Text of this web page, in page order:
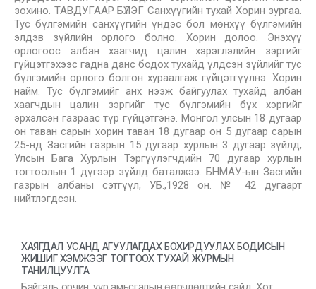
зохино. ТАВДУГААР БҮЛЭГ Санхүүгийн тухай Хорин зургаа.
Тус бүлгэмийн санхүүгийн үндэс бол мөнхүү бүлгэмийн
элдэв зүйлийн орлого болно. Хорин долоо. Энэхүү
орлогоос албан хаагчид цалин хэрэглэлийн зэргийг
гүйцэтгэхээс гадна данс бодох тухайд үлдсэн зүйлийг тус
бүлгэмийн орлого болгон хураалгаж гүйцэтгүүлнэ. Хорин
найм. Тус бүлгэмийг анх нээж байгуулах тухайд албан
хаагчдын цалин зэргийг тус бүлгэмийн бүх хэргийг
эрхэлсэн газраас түр гүйцэтгэнэ. Монгол улсын 18 дугаар
он таван сарын хорин таван 18 дугаар он 5 дугаар сарын
25-нд Засгийн газрын 15 дугаар хурлын 3 дугаар зүйлд,
Улсын Бага Хурлын Тэргүүлэгчдийн 70 дугаар хурлын
тогтоолын 1 дүгээр зүйлд баталжээ. БНМАУ-ын Засгийн
газрын албаны сэтгүүл, УБ.,1928 он. № 42 дугаарт
нийтлэгдсэн.
ХАЯГДАЛ УСАНД АГУУЛАГДАХ БОХИРДУУЛАХ БОДИСЫН
ЖИШИГ ХЭМЖЭЭГ ТОГТООХ ТУХАЙ ЖУРМЫН
ТАНИЛЦУУЛГА